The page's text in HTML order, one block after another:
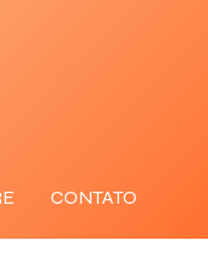
CONTATO